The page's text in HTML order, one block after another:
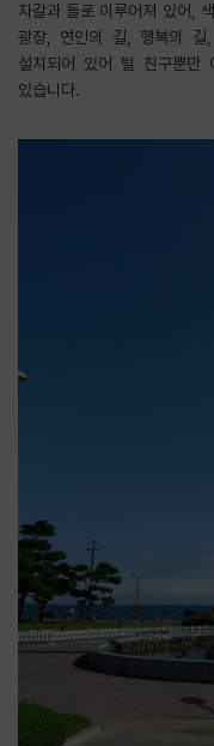
자갈과 돌로 이루어져 있어,
광장, 연인의 길, 행복의 길
설치되어 있어 털 친구뿐만
있습니다.